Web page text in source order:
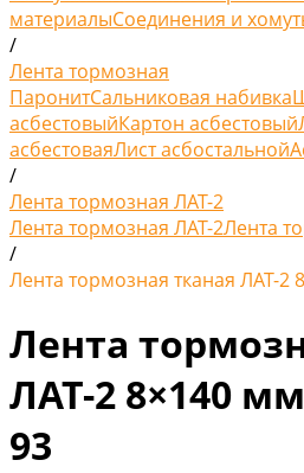
материалыСоединения и
/
Лента тормозная
ПаронитСальниковая набивка
асбестовыйКартон асбестовый
асбестоваяЛист асбостальной
/
Лента тормозная ЛАТ-2
Лента тормозная ЛАТ-2Лента
/
Лента тормозная тканая ЛАТ-2
Лента
ЛАТ-2 8×140
93